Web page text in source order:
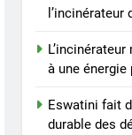
l’incinérateur
à une énergie
Eswatini fait
durable des